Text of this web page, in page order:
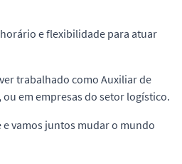
e flexibilidade para atuar
trabalhado como Auxiliar de
ou em empresas do setor logístico.
e vamos juntos mudar o mundo